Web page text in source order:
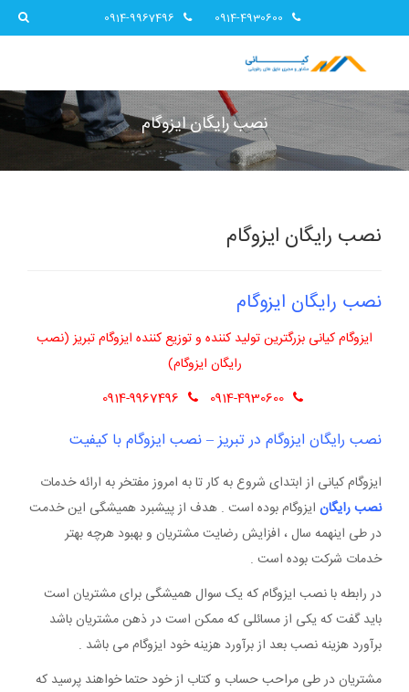
0914-4930600
0914-9967496
نصب رایگان ایزوگام
نصب رایگان ایزوگام
نصب رایگان ایزوگام
ایزوگام کیانی بزرگترین تولید کننده و توزیع کننده ایزوگام تبریز (نصب
رایگان ایزوگام)
0914-4930600
0914-9967496
نصب رایگان ایزوگام در تبریز – نصب ایزوگام با کیفیت
ایزوگام کیانی از ابتدای شروع به کار تا به امروز مفتخر به ارائه خدمات
نصب رایگان ایزوگام بوده است . هدف از پیشبرد همیشگی این خدمت
در طی اینهمه سال ، افزایش رضایت مشتریان و بهبود هرچه بهتر
خدمات شرکت بوده است .
در رابطه با نصب ایزوگام که یک سوال همیشگی برای مشتریان است
باید گفت که یکی از مسائلی که ممکن است در ذهن مشتریان باشد
برآورد هزینه نصب بعد از برآورد هزینه خود ایزوگام می باشد .
مشتریان در طی مراحب حساب و کتاب از خود حتما خواهند پرسید که